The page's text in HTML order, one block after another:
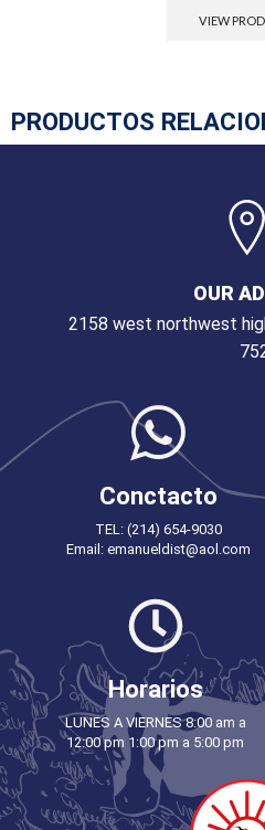
VIEW
PRODUCTOS
OUR
2158 west northwest
Conctacto
TEL: (214) 654-9030
Email: emanueldist@aol.com
Horarios
LUNES A VIERNES 8:00 am a
12:00 pm 1:00 pm a 5:00 pm